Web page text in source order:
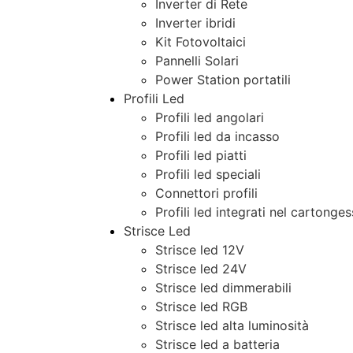
Inverter di Rete
Inverter ibridi
Kit Fotovoltaici
Pannelli Solari
Power Station portatili
Profili Led
Profili led angolari
Profili led da incasso
Profili led piatti
Profili led speciali
Connettori profili
Profili led integrati nel
Strisce Led
Strisce led 12V
Strisce led 24V
Strisce led dimmerabili
Strisce led RGB
Strisce led alta luminosità
Strisce led a batteria